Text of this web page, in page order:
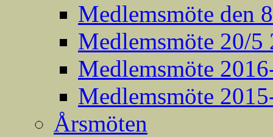
Medlemsmöte den
Medlemsmöte 20/5
Medlemsmöte
Medlemsmöte
Årsmöten